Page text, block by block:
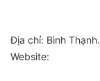
Địa chỉ: Bình Thạnh.
Website: